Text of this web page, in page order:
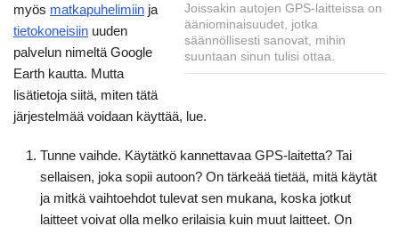
Joissakin autojen GPS-laitteissa on
ääniominaisuudet, jotka
säännöllisesti sanovat, mihin
suuntaan sinun tulisi ottaa.
myös matkapuhelimiin ja
tietokoneisiin uuden
palvelun nimeltä Google
Earth kautta. Mutta
lisätietoja siitä, miten tätä
järjestelmää voidaan käyttää, lue.
Tunne vaihde. Käytätkö kannettavaa GPS-laitetta? Tai
sellaisen, joka sopii autoon? On tärkeää tietää, mitä käytät
ja mitkä vaihtoehdot tulevat sen mukana, koska jotkut
laitteet voivat olla melko erilaisia kuin muut laitteet. On